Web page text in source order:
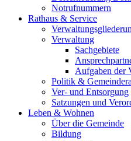
Notrufnummern
Rathaus & Service
Verwaltung
Sachgebiete
Aufgaben der
Politik &
Ver- und Entsorgung
Satzungen und
Leben & Wohnen
Über die Gemeinde
Bildung